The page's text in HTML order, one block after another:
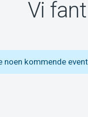
Vi
noen kommende